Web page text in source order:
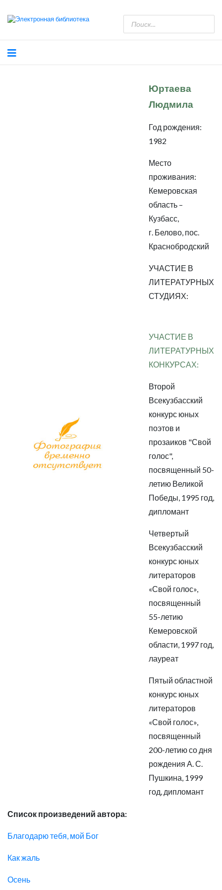
Юртаева
Людмила
Год рождения:
1982
Место
проживания:
Кемеровская
область –
Кузбасс,
г. Белово, пос.
Краснобродский
УЧАСТИЕ В
ЛИТЕРАТУРНЫХ
СТУДИЯХ:
УЧАСТИЕ В
ЛИТЕРАТУРНЫХ
КОНКУРСАХ:
Второй
Всекузбасский
конкурс юных
поэтов и
прозаиков "Свой
голос",
посвященный 50-
летию Великой
Победы, 1995 год,
дипломант
Четвертый
Всекузбасский
конкурс юных
литераторов
«Свой голос»,
посвященный
55-летию
Кемеровской
области, 1997 год,
лауреат
Пятый областной
конкурс юных
литераторов
«Свой голос»,
посвященный
200-летию со дня
рождения А. С.
Пушкина, 1999
год, дипломант
Список произведений автора:
Благодарю тебя, мой Бог
Как жаль
Осень